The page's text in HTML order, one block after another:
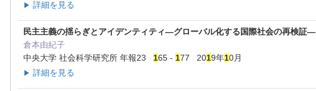
▶ 詳細を見る
民主主義の揺らぎとアイデンティティ―グローバル化する国際社会の再検証―
倉本由紀子
中央大学 社会科学研究所 年報23 165 - 177 2019年10月
▶ 詳細を見る